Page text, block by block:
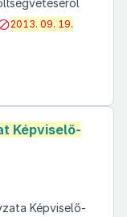
2013. 09. 19.
Képviselő-
Képviselő-